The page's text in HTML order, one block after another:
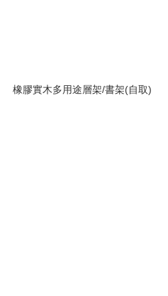
橡膠實木多用途層架/書架(自取)